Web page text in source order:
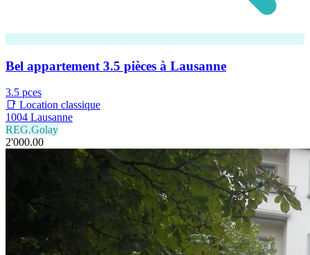
Bel appartement 3.5 pièces à Lausanne
3.5 pces
📑 Location classique
1004 Lausanne
REG.Golay
2'000.00